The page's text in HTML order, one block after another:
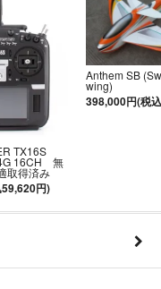
TX16S
16CH 無
取得済み
円)
Anthem SB
wing)
398,000円(税